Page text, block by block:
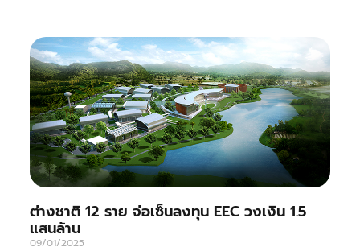
ต่างชาติ 12 ราย จ่อเซ็นลงทุน EEC วงเงิน 1.5
แสนล้าน
09/01/2025